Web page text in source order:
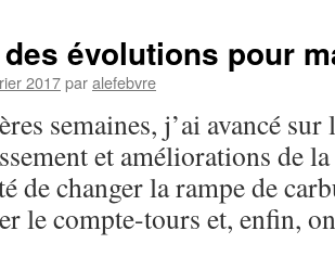
évolutions pour
2017paralefebvre
semaines, j’ai avancé
et améliorations de
de changer la rampe de
le compte-tours et, enfin,